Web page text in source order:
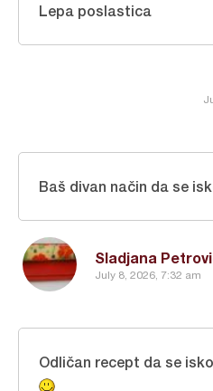
Lepa poslastica
Sladjana
July 8, 2026, 7:32 am
Baš divan način da se
Odličan recept da se